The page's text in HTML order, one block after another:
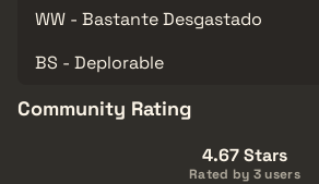
WW - Bastante Desgastado
BS - Deplorable
Community Rating
4.67 Stars
Rated by 3 users